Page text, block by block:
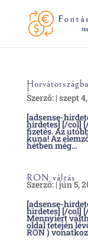
!
Szerző: | szept
[adsense-
hirdetes] [/
fizetés. Az
kuna! Az
hétben még...
RON váltás
Szerző:|jún 5,
[adsense-
hirdetes] [/col]
Mennyiért
oldal tetején
RON )